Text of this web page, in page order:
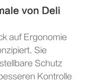
von Deli
auf Ergonomie
Sie
Schutz
Kontrolle